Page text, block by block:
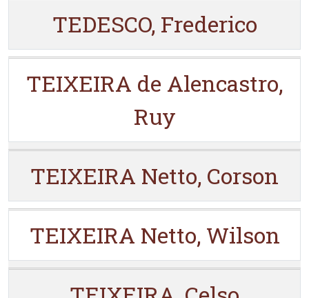
TEDESCO, Frederico
TEIXEIRA de Alencastro,
Ruy
TEIXEIRA Netto, Corson
TEIXEIRA Netto, Wilson